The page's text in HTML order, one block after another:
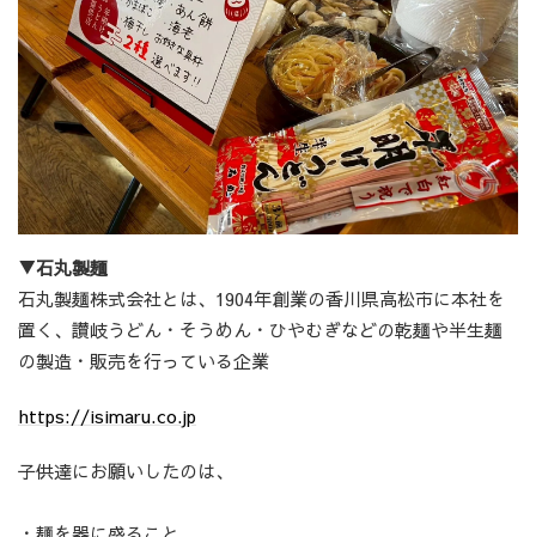
▼石丸製麺
石丸製麺株式会社とは、1904年創業の香川県高松市に本社を
置く、讃岐うどん・そうめん・ひやむぎなどの乾麺や半生麺
の製造・販売を行っている企業
https://isimaru.co.jp
子供達にお願いしたのは、